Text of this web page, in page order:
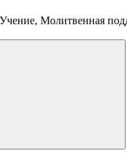
Молитвенная